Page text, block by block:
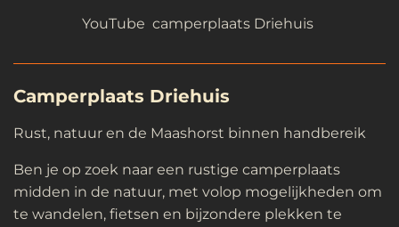
YouTube camperplaats Driehuis
Camperplaats Driehuis
Rust, natuur en de Maashorst binnen handbereik
Ben je op zoek naar een rustige camperplaats
midden in de natuur, met volop mogelijkheden om
te wandelen, fietsen en bijzondere plekken te